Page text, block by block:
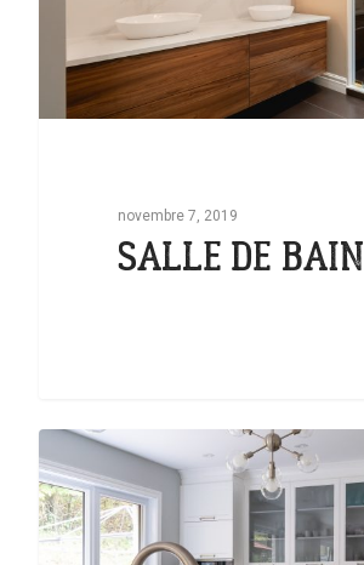
novembre 7, 2019
SALLE DE BAIN